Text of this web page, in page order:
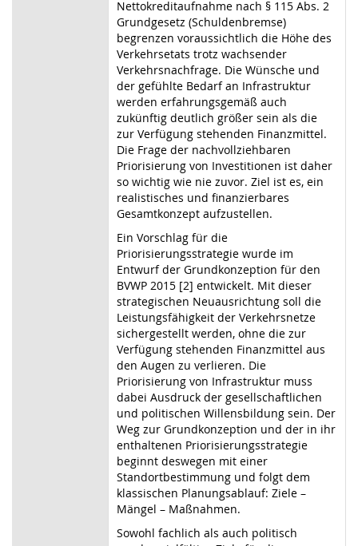
Nettokreditaufnahme nach § 115 Abs. 2
Grundgesetz (Schuldenbremse)
begrenzen voraussichtlich die Höhe des
Verkehrsetats trotz wachsender
Verkehrsnachfrage. Die Wünsche und
der gefühlte Bedarf an Infrastruktur
werden erfahrungsgemäß auch
zukünftig deutlich größer sein als die
zur Verfügung stehenden Finanzmittel.
Die Frage der nachvollziehbaren
Priorisierung von Investitionen ist daher
so wichtig wie nie zuvor. Ziel ist es, ein
realistisches und finanzierbares
Gesamtkonzept aufzustellen.
Ein Vorschlag für die
Priorisierungsstrategie wurde im
Entwurf der Grundkonzeption für den
BVWP 2015 [2] entwickelt. Mit dieser
strategischen Neuausrichtung soll die
Leistungsfähigkeit der Verkehrsnetze
sichergestellt werden, ohne die zur
Verfügung stehenden Finanzmittel aus
den Augen zu verlieren. Die
Priorisierung von Infrastruktur muss
dabei Ausdruck der gesellschaftlichen
und politischen Willensbildung sein. Der
Weg zur Grundkonzeption und der in ihr
enthaltenen Priorisierungsstrategie
beginnt deswegen mit einer
Standortbestimmung und folgt dem
klassischen Planungsablauf: Ziele –
Mängel – Maßnahmen.
Sowohl fachlich als auch politisch